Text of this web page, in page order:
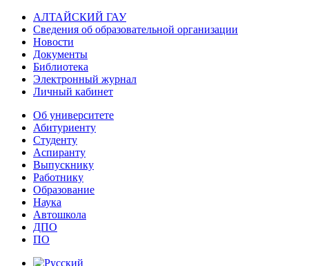
АЛТАЙСКИЙ ГАУ
Сведения об образовательной организации
Новости
Документы
Библиотека
Электронный журнал
Личный кабинет
Об университете
Абитуриенту
Студенту
Аспиранту
Выпускнику
Работнику
Образование
Наука
Автошкола
ДПО
ПО